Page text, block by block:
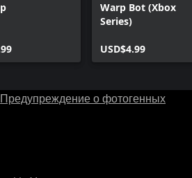
Warp Bot (Xbox
Series)
USD$4.99
Предупреждение о фотогенных